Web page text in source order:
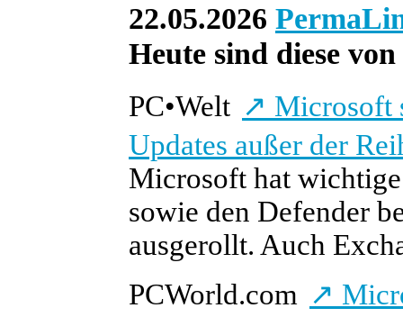
22.05.2026
Heute sind diese
PC•Welt ↗ Microsoft
Updates außer der
Microsoft hat
sowie den Defender
ausgerollt. Auch
PCWorld.com ↗